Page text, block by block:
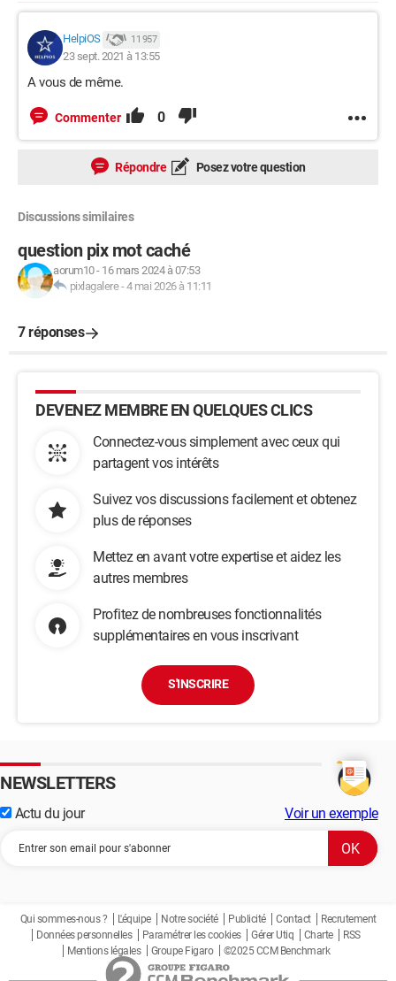
HelpiOS 11 957
23 sept. 2021 à 13:55
A vous de même.
Commenter 0
Répondre Posez votre question
Discussions similaires
question pix mot caché
aorum10- 16 mars 2024 à 07:53
pixlagalere-4 mai 2026 à 11:11
7 réponses
DEVENEZ MEMBRE EN QUELQUES CLICS
Connectez-vous simplement avec ceux qui
partagent vos intérêts
Suivez vos discussions facilement et obtenez
plus de réponses
Mettez en avant votre expertise et aidez les
autres membres
Profitez de nombreuses fonctionnalités
supplémentaires en vous inscrivant
S'INSCRIRE
NEWSLETTERS
Actu du jour Voir un exemple
Qui sommes-nous ? L'équipe Notre société Publicité Contact
Recrutement
Données personnelles
Paramétrer les cookies Gérer Utiq Charte
RSS
Mentions légales
Groupe Figaro ©2025 CCM Benchmark